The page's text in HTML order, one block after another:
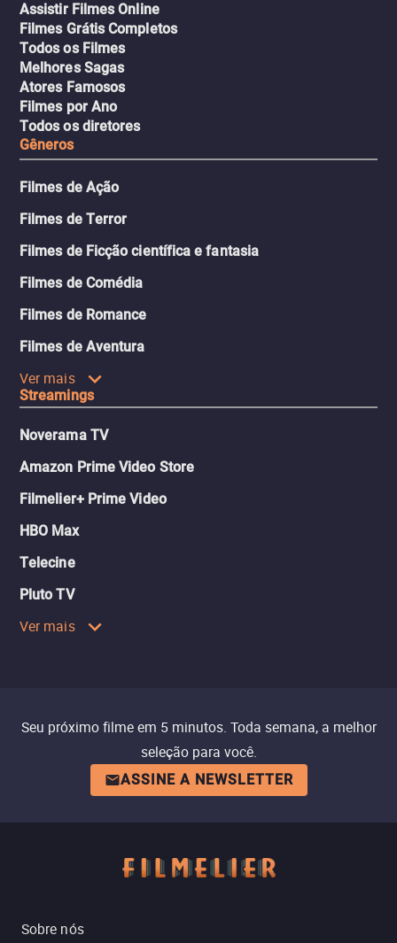
Assistir Filmes Online
Filmes Grátis Completos
Todos os Filmes
Melhores Sagas
Atores Famosos
Filmes por Ano
Todos os diretores
Gêneros
Filmes de Ação
Filmes de Terror
Filmes de Ficção científica e fantasia
Filmes de Comédia
Filmes de Romance
Filmes de Aventura
Ver mais
Streamings
Noverama TV
Amazon Prime Video Store
Filmelier+ Prime Video
HBO Max
Telecine
Pluto TV
Ver mais
Seu próximo filme em 5 minutos. Toda semana, a melhor
seleção para você.
ASSINE A NEWSLETTER
Sobre nós